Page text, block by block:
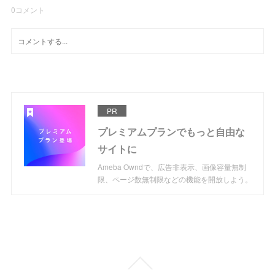
0コメント
PR
プレミアムプランでもっと自由な
サイトに
Ameba Owndで、広告非表示、画像容量無制
限、ページ数無制限などの機能を開放しよう。